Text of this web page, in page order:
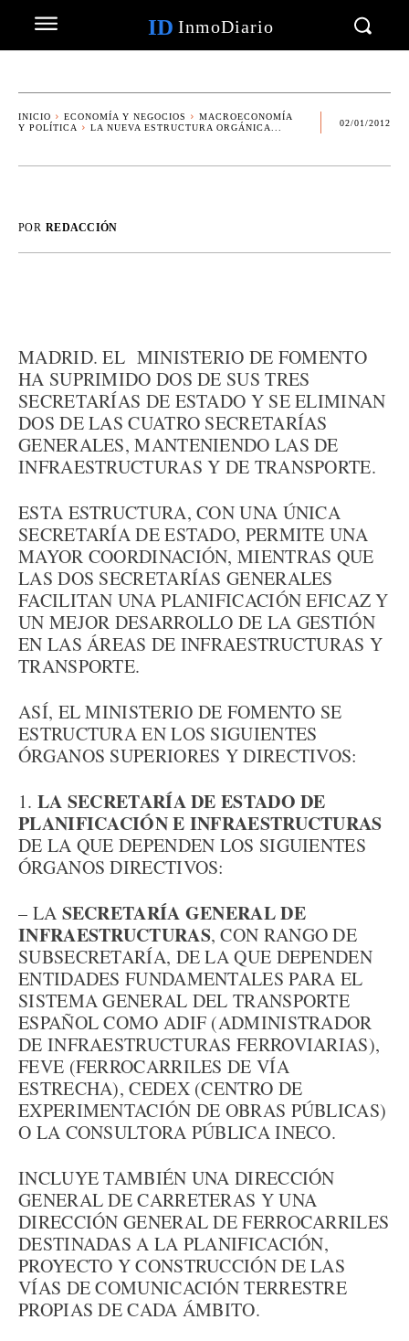
ID InmoDiario
INICIO ECONOMÍA Y NEGOCIOS
MACROECONOMÍA
Y POLÍTICA
LA NUEVA ESTRUCTURA ORGÁNICA...
02/01/2012
POR REDACCIÓN
MADRID. EL MINISTERIO DE FOMENTO
HA SUPRIMIDO DOS DE SUS TRES
SECRETARÍAS DE ESTADO Y SE ELIMINAN
DOS DE LAS CUATRO SECRETARÍAS
GENERALES, MANTENIENDO LAS DE
INFRAESTRUCTURAS Y DE TRANSPORTE.
ESTA ESTRUCTURA, CON UNA ÚNICA
SECRETARÍA DE ESTADO, PERMITE UNA
MAYOR COORDINACIÓN, MIENTRAS QUE
LAS DOS SECRETARÍAS GENERALES
FACILITAN UNA PLANIFICACIÓN EFICAZ Y
UN MEJOR DESARROLLO DE LA GESTIÓN
EN LAS ÁREAS DE INFRAESTRUCTURAS Y
TRANSPORTE.
ASÍ, EL MINISTERIO DE FOMENTO SE
ESTRUCTURA EN LOS SIGUIENTES
ÓRGANOS SUPERIORES Y DIRECTIVOS:
1. LA SECRETARÍA DE ESTADO DE
PLANIFICACIÓN E INFRAESTRUCTURAS
DE LA QUE DEPENDEN LOS SIGUIENTES
ÓRGANOS DIRECTIVOS:
– LA SECRETARÍA GENERAL DE
INFRAESTRUCTURAS, CON RANGO DE
SUBSECRETARÍA, DE LA QUE DEPENDEN
ENTIDADES FUNDAMENTALES PARA EL
SISTEMA GENERAL DEL TRANSPORTE
ESPAÑOL COMO ADIF (ADMINISTRADOR
DE INFRAESTRUCTURAS FERROVIARIAS),
FEVE (FERROCARRILES DE VÍA
ESTRECHA), CEDEX (CENTRO DE
EXPERIMENTACIÓN DE OBRAS PÚBLICAS)
O LA CONSULTORA PÚBLICA INECO.
INCLUYE TAMBIÉN UNA DIRECCIÓN
GENERAL DE CARRETERAS Y UNA
DIRECCIÓN GENERAL DE FERROCARRILES
DESTINADAS A LA PLANIFICACIÓN,
PROYECTO Y CONSTRUCCIÓN DE LAS
VÍAS DE COMUNICACIÓN TERRESTRE
PROPIAS DE CADA ÁMBITO.